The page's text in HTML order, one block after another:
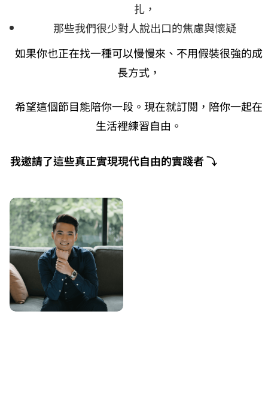
扎，
那些我們很少對人說出口的焦慮與懷疑
如果你也正在找一種可以慢慢來、不用假裝很強的成
長方式，
希望這個節目能陪你一段。現在就訂閱，陪你一起在
生活裡練習自由。
我邀請了這些真正實現現代自由的實踐者 ⤵